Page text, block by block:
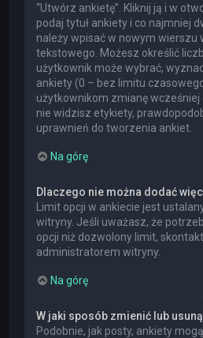
“Utwórz ankietę”. Kliknij ją i w
podaj tytuł ankiety i co najmniej
należy wpisać w nowym wierszu
tekstowego. Możesz określić
użytkownik może wybrać,
ankiety (0 – bez limitu
użytkownikom zmianę wcześniej
nie widzisz etykiety,
uprawnień do tworzenia ankiet.
Na górę
Dlaczego nie można dodać
Limit opcji w ankiecie jest
witryny. Jeśli uważasz, że
opcji niż dozwolony limit,
administratorem witryny.
Na górę
W jaki sposób zmienić lub
Podobnie, jak posty, ankiety